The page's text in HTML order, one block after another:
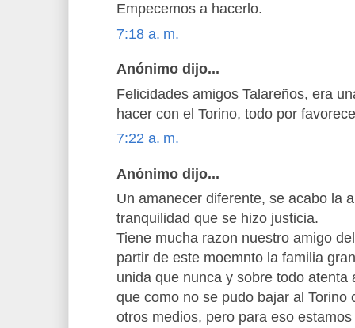
Empecemos a hacerlo.
7:18 a. m.
Anónimo dijo...
Felicidades amigos Talareños, era
hacer con el Torino, todo por
7:22 a. m.
Anónimo dijo...
Un amanecer diferente, se acabo la
tranquilidad que se hizo justicia.
Tiene mucha razon nuestro amigo
partir de este moemnto la familia
unida que nunca y sobre todo atenta
que como no se pudo bajar al Torino
otros medios, pero para eso